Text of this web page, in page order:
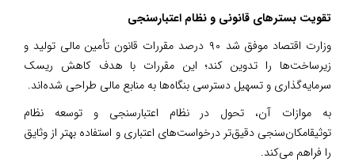
تقویت بسترهای قانونی و نظام اعتبارسنجی
وزارت اقتصاد موفق شد ۹۰ درصد مقررات قانون تأمین مالی تولید و
زیرساخت‌ها را تدوین کند؛ این مقررات با هدف کاهش ریسک
سرمایه‌گذاری و تسهیل دسترسی بنگاه‌ها به منابع مالی طراحی شده‌اند.
به موازات آن، تحول در نظام اعتبارسنجی و توسعه نظام
توثیقامکان‌سنجی دقیق‌تر درخواست‌های اعتباری و استفاده بهتر از وثایق
را فراهم می‌کند.‌